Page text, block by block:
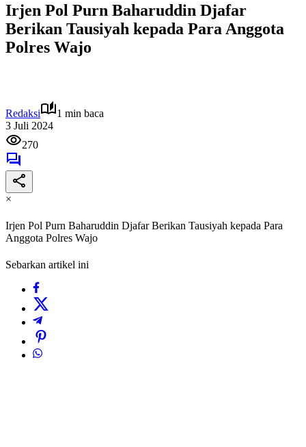
Irjen Pol Purn Baharuddin Djafar
Berikan Tausiyah kepada Para Anggota
Polres Wajo
Redaksi
1 min baca
3 Juli 2024
270
×
Irjen Pol Purn Baharuddin Djafar Berikan Tausiyah kepada Para
Anggota Polres Wajo
Sebarkan artikel ini